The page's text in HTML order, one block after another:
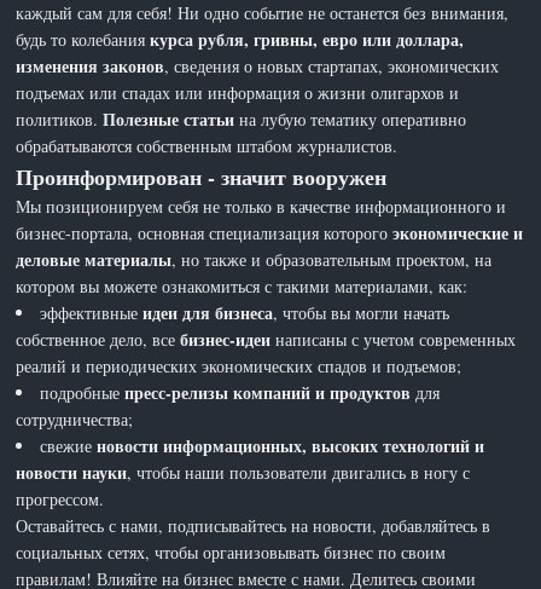
каждый сам для себя! Ни одно событие не останется без внимания,
будь то колебаниякурса рубля, гривны, евро или доллара,
изменения законов, сведения о новых стартапах, экономических
подъемах или спадах или информация о жизни олигархов и
политиков.Полезные статьи на лубую тематику оперативно
обрабатываются собственным штабом журналистов.
Проинформирован - значит вооружен
Мы позиционируем себя не только в качестве информационного и
бизнес-портала, основная специализация которогоэкономические и
деловые материалы, но также и образовательным проектом, на
котором вы можете ознакомиться с такими материалами, как:
эффективныеидеи для бизнеса, чтобы вы могли начать
собственное дело, всебизнес-идеи написаны с учетом современных
реалий и периодических экономических спадов и подъемов;
подробныепресс-релизы компаний и продуктов для
сотрудничества;
свежиеновости информационных, высоких технологий и
новости науки, чтобы наши пользователи двигались в ногу с
прогрессом.
Оставайтесь с нами, подписывайтесь на новости, добавляйтесь в
социальных сетях, чтобы организовывать бизнес по своим
правилам! Влияйте на бизнес вместе с нами. Делитесь своими